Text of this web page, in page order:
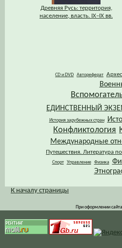
Древняя Русь: территория,
население, власть. IХ–IХ вв.
CD и DVD Автореферат
ЕДИНСТВЕННЫЙ
История зарубежных стран
Конфликтология
Международные
Путешествия. Литература
Спорт Управление Физика
К началу страницы
При оформлении